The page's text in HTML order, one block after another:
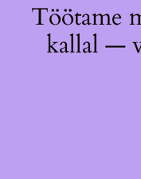
Töötame
kallal —